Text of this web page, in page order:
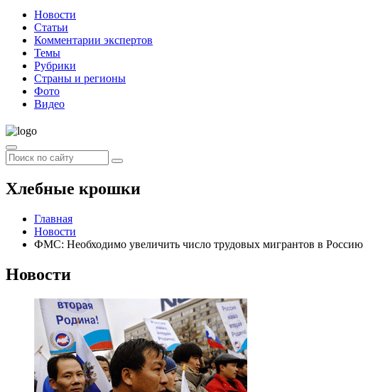
Новости
Статьи
Комментарии экспертов
Темы
Рубрики
Страны и регионы
Фото
Видео
Хлебные крошки
Главная
Новости
ФМС: Необходимо увеличить число трудовых мигрантов в Россию
Новости